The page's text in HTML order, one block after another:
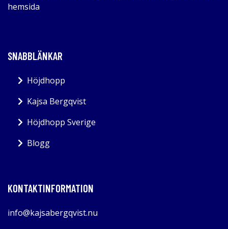
hemsida
SNABBLÄNKAR
Höjdhopp
Kajsa Bergqvist
Höjdhopp Sverige
Blogg
KONTAKTINFORMATION
info@kajsabergqvist.nu